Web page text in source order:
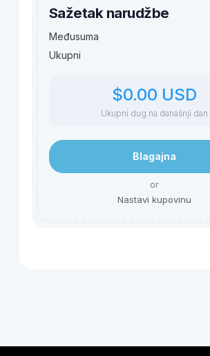
Sažetak narudžbe
Međusuma
Ukupni
$0.00 USD
Ukupni dug na današnji dan
Blagajna
or
Nastavi kupovinu